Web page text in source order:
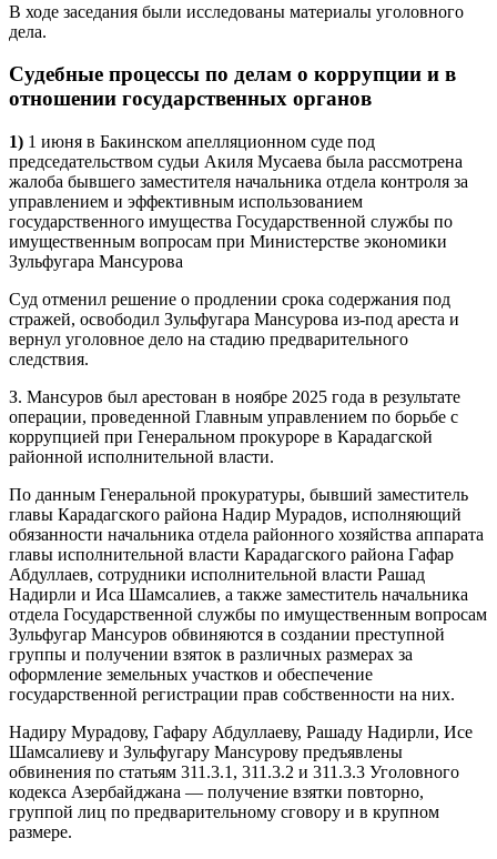
В ходе заседания были исследованы материалы уголовного
дела.
Судебные процессы по делам о коррупции и в
отношении государственных органов
1) 1 июня в Бакинском апелляционном суде под
председательством судьи Акиля Мусаева была рассмотрена
жалоба бывшего заместителя начальника отдела контроля за
управлением и эффективным использованием
государственного имущества Государственной службы по
имущественным вопросам при Министерстве экономики
Зульфугара Мансурова
Суд отменил решение о продлении срока содержания под
стражей, освободил Зульфугара Мансурова из-под ареста и
вернул уголовное дело на стадию предварительного
следствия.
З. Мансуров был арестован в ноябре 2025 года в результате
операции, проведенной Главным управлением по борьбе с
коррупцией при Генеральном прокуроре в Карадагской
районной исполнительной власти.
По данным Генеральной прокуратуры, бывший заместитель
главы Карадагского района Надир Мурадов, исполняющий
обязанности начальника отдела районного хозяйства аппарата
главы исполнительной власти Карадагского района Гафар
Абдуллаев, сотрудники исполнительной власти Рашад
Надирли и Иса Шамсалиев, а также заместитель начальника
отдела Государственной службы по имущественным вопросам
Зульфугар Мансуров обвиняются в создании преступной
группы и получении взяток в различных размерах за
оформление земельных участков и обеспечение
государственной регистрации прав собственности на них.
Надиру Мурадову, Гафару Абдуллаеву, Рашаду Надирли, Исе
Шамсалиеву и Зульфугару Мансурову предъявлены
обвинения по статьям 311.3.1, 311.3.2 и 311.3.3 Уголовного
кодекса Азербайджана — получение взятки повторно,
группой лиц по предварительному сговору и в крупном
размере.